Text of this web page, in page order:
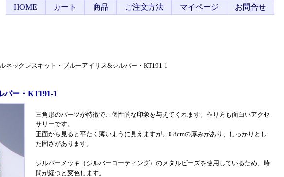
HOME カート 商品 ご注文方法 マイページ お問合せ
ネックレスキット・ブルーアイリス&シルバー・KT191-1
バー・KT191-1
三角形のパーツが特徴で、個性的な印象を与えてくれます。作り方も面白いアクセ
サリーです。
正面から見ると平たく薄いように見えますが、0.8cmの厚みがあり、しっかりとし
た固さがあります。
シルバーメッキ（シルバーコーティング）のメタルビーズを使用しているため、時
間が経つと変色します。